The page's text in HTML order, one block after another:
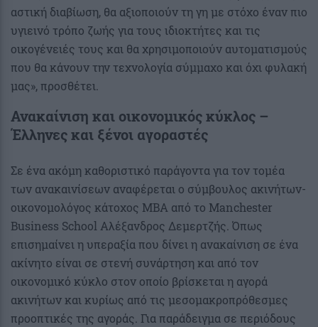
αστική διαβίωση, θα αξιοποιούν τη γη με στόχο έναν πιο
υγιεινό τρόπο ζωής για τους ιδιοκτήτες και τις
οικογένειές τους και θα χρησιμοποιούν αυτοματισμούς
που θα κάνουν την τεχνολογία σύμμαχο και όχι φυλακή
μας», προσθέτει.
Ανακαίνιση και οικονομικός κύκλος –
Έλληνες και ξένοι αγοραστές
Σε ένα ακόμη καθοριστικό παράγοντα για τον τομέα
των ανακαινίσεων αναφέρεται ο σύμβουλος ακινήτων-
οικονομολόγος κάτοχος ΜΒΑ από το Manchester
Business School Αλέξανδρος Δεμερτζής. Όπως
επισημαίνει η υπεραξία που δίνει η ανακαίνιση σε ένα
ακίνητο είναι σε στενή συνάρτηση και από τον
οικονομικό κύκλο στον οποίο βρίσκεται η αγορά
ακινήτων και κυρίως από τις μεσομακροπρόθεσμες
προοπτικές της αγοράς. Για παράδειγμα σε περιόδους